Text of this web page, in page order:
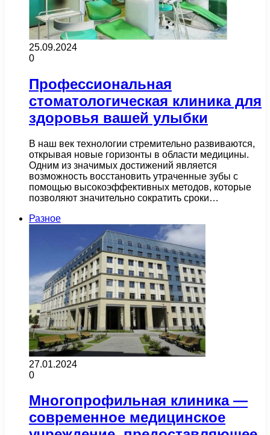
25.09.2024
0
Профессиональная
стоматологическая клиника для
здоровья вашей улыбки
В наш век технологии стремительно развиваются,
открывая новые горизонты в области медицины.
Одним из значимых достижений является
возможность восстановить утраченные зубы с
помощью высокоэффективных методов, которые
позволяют значительно сократить сроки…
Разное
27.01.2024
0
Многопрофильная клиника —
современное медицинское